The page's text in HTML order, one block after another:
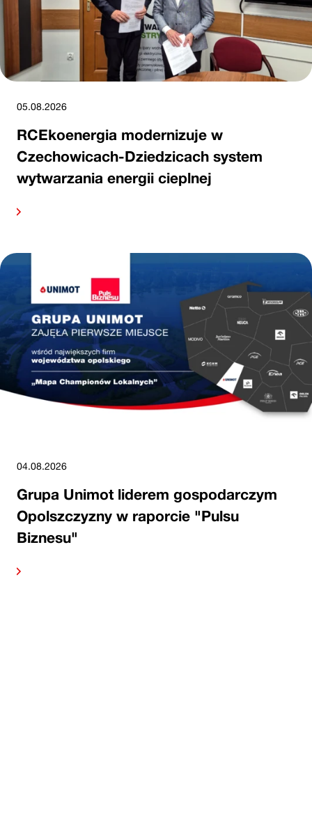
05.08.2026
RCEkoenergia modernizuje w
Czechowicach-Dziedzicach system
wytwarzania energii cieplnej
04.08.2026
Grupa Unimot liderem gospodarczym
Opolszczyzny w raporcie "Pulsu
Biznesu"